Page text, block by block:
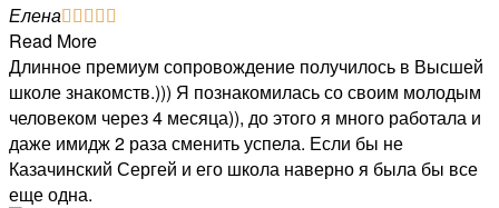
Елена    
Read More
Длинное премиум сопровождение получилось в Высшей
школе знакомств.))) Я познакомилась со своим молодым
человеком через 4 месяца)), до этого я много работала и
даже имидж 2 раза сменить успела. Если бы не
Казачинский Сергей и его школа наверно я была бы все
еще одна.